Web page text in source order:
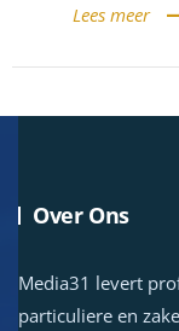
Lees meer
Over Ons
Media31 levert
particuliere en